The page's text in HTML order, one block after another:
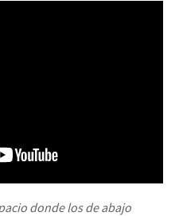
donde los de abajo